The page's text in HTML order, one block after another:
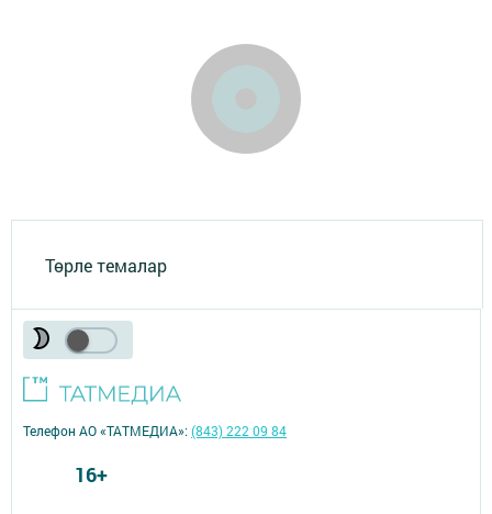
Төрле темалар
Телефон АО «ТАТМЕДИА»:(843) 222 09 84
16+